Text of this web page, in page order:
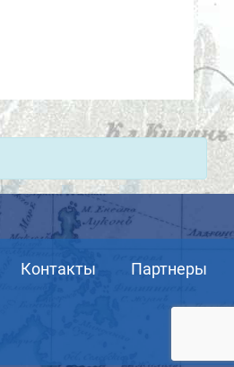
Контакты Партнеры